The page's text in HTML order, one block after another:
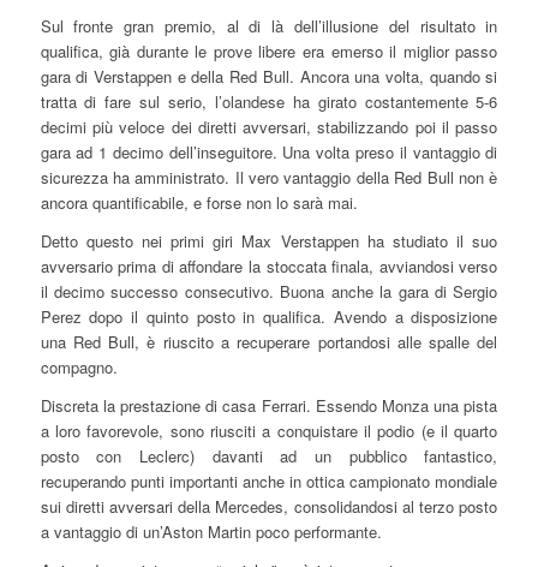
Sul fronte gran premio, al di là dell’illusione del risultato in
qualifica, già durante le prove libere era emerso il miglior passo
gara di Verstappen e della Red Bull. Ancora una volta, quando si
tratta di fare sul serio, l’olandese ha girato costantemente 5-6
decimi più veloce dei diretti avversari, stabilizzando poi il passo
gara ad 1 decimo dell’inseguitore. Una volta preso il vantaggio di
sicurezza ha amministrato. Il vero vantaggio della Red Bull non è
ancora quantificabile, e forse non lo sarà mai.
Detto questo nei primi giri Max Verstappen ha studiato il suo
avversario prima di affondare la stoccata finala, avviandosi verso
il decimo successo consecutivo. Buona anche la gara di Sergio
Perez dopo il quinto posto in qualifica. Avendo a disposizione
una Red Bull, è riuscito a recuperare portandosi alle spalle del
compagno.
Discreta la prestazione di casa Ferrari. Essendo Monza una pista
a loro favorevole, sono riusciti a conquistare il podio (e il quarto
posto con Leclerc) davanti ad un pubblico fantastico,
recuperando punti importanti anche in ottica campionato mondiale
sui diretti avversari della Mercedes, consolidandosi al terzo posto
a vantaggio di un’Aston Martin poco performante.